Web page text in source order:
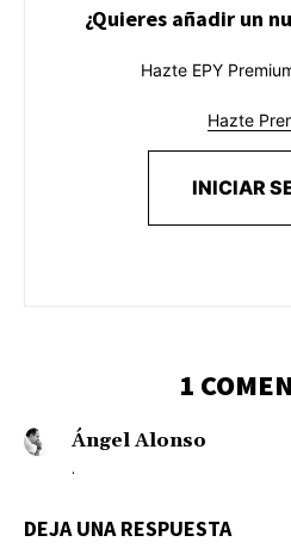
¿Quieres añadir un
Hazte EPY
Hazte
INICIAR
1
Ángel Alonso
.
DEJA UNA RESPUESTA